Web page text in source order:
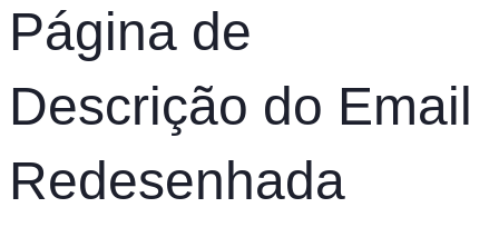
Página de
Descrição do Email
Redesenhada